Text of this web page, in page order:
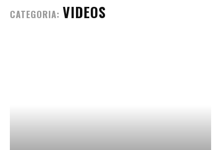
CATEGORIA: VIDEOS